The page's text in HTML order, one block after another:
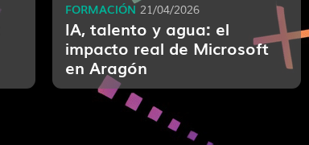
IA, talento y agua: el
impacto real de Microsoft
en Aragón
FORMACIÓN 21/04/2026